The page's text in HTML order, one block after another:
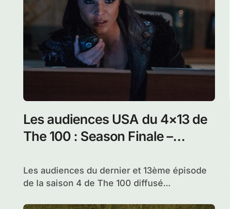
Les audiences USA du 4×13 de
The 100 : Season Finale –
Les audiences du dernier et 13ème épisode
de la saison 4 de The 100 diffusé...